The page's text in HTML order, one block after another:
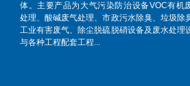
体。主要产品为大气污染防治设备VOC有机
处理、酸碱废气处理、市政污水除臭、垃圾除
工业有害废气、除尘脱硫脱硝设备及废水处理
与各种工程配套工程...